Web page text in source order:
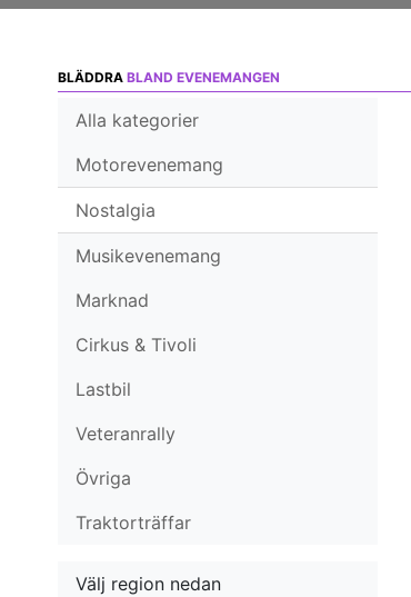
BLÄDDRA BLAND EVENEMANGEN
Alla kategorier
Motorevenemang
Nostalgia
Musikevenemang
Marknad
Cirkus & Tivoli
Lastbil
Veteranrally
Övriga
Traktorträffar
Välj region nedan